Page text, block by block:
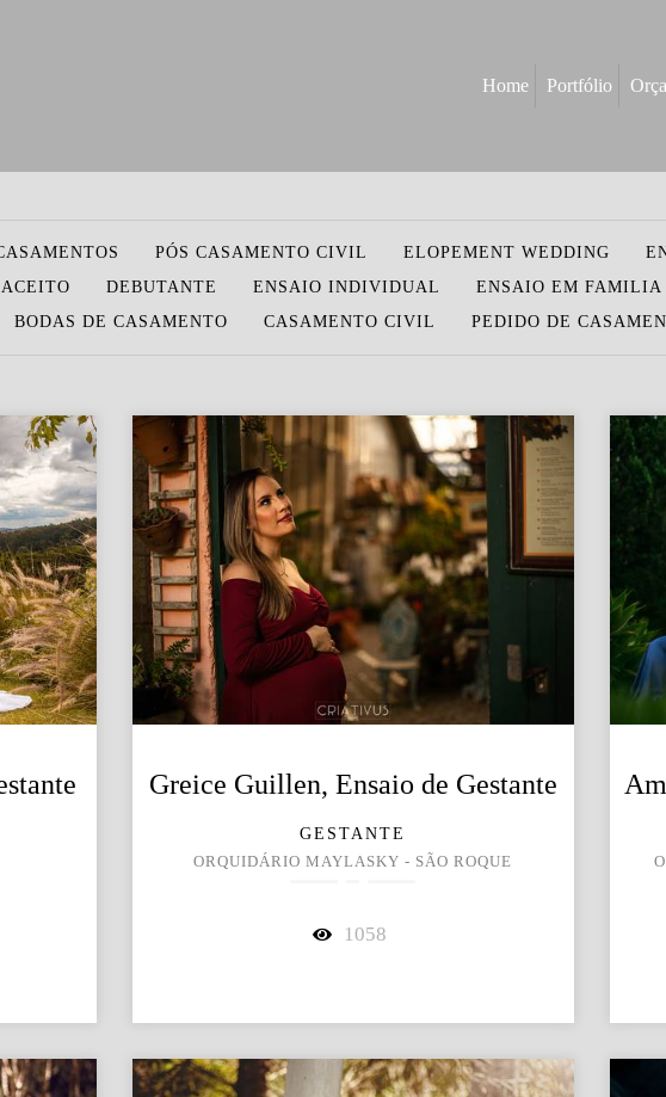
Home Portfólio
PÓS CASAMENTO CIVIL ELOPEMENT WEDDING
DEBUTANTE ENSAIO INDIVIDUAL ENSAIO EM FAMILIA
BODAS DE CASAMENTO
CASAMENTO CIVIL PEDIDO DE
Greice Guillen, Ensaio de Gestante
GESTANTE
ORQUIDÁRIO MAYLASKY - SÃO ROQUE
1058